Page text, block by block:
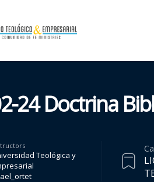
24 Doctrina
Teológica y